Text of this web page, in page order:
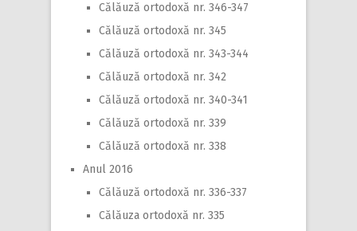
Călăuză ortodoxă nr. 346-347
Călăuză ortodoxă nr. 345
Călăuză ortodoxă nr. 343-344
Călăuză ortodoxă nr. 342
Călăuză ortodoxă nr. 340-341
Călăuză ortodoxă nr. 339
Călăuză ortodoxă nr. 338
Anul 2016
Călăuză ortodoxă nr. 336-337
Călăuza ortodoxă nr. 335